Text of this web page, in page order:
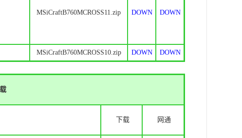
MSiCraftB760MCROSS11.zip DOWN DOWN
MSiCraftB760MCROSS10.zip DOWN DOWN
下载 网通